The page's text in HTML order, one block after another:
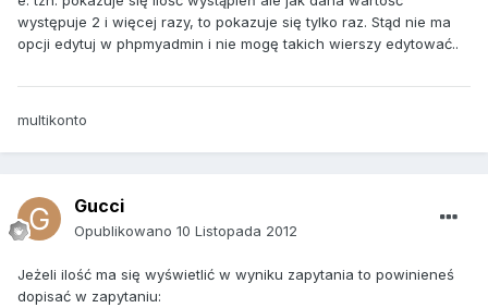
występuje 2 i więcej razy, to pokazuje się tylko raz. Stąd nie ma
opcji edytuj w phpmyadmin i nie mogę takich wierszy edytować..
multikonto
Gucci
Opublikowano 10 Listopada 2012
Jeżeli ilość ma się wyświetlić w wyniku zapytania to powinieneś
dopisać w zapytaniu: